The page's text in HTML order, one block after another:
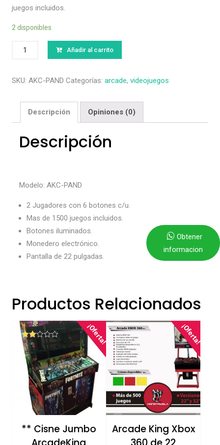
juegos incluidos.
2 disponibles
Cantidad Añadir al carrito
SKU: AKC-PAND Categorías: arcade, videojuegos
Descripción Opiniones (0)
Descripción
Modelo: AKC-PAND
2 Jugadores con 6 botones c/u.
Mas de 1500 juegos incluidos.
Botones iluminados.
Monedero electrónico.
Pantalla de 22 pulgadas.
Productos Relacionados
¡Oferta!
** Cisne Jumbo
Valor
ado
en
2.00
de 5
¡Oferta!
Arcade King Xbox
Obtener
informacion